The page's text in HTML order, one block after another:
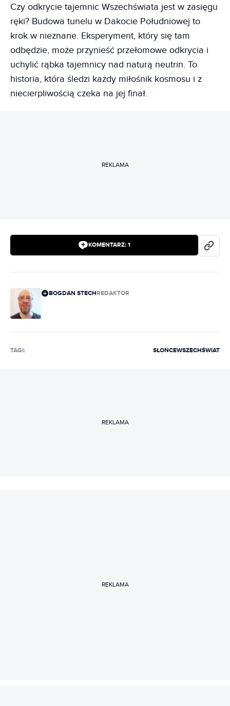
Czy odkrycie tajemnic Wszechświata jest w zasięgu
ręki? Budowa tunelu w Dakocie Południowej to
krok w nieznane. Eksperyment, który się tam
odbędzie, może przynieść przełomowe odkrycia i
uchylić rąbka tajemnicy nad naturą neutrin. To
historia, która śledzi każdy miłośnik kosmosu i z
niecierpliwością czeka na jej finał.
REKLAMA
KOMENTARZ: 1
BOGDAN STECHREDAKTOR
TAGI: SŁOŃCEWSZECHŚWIAT
REKLAMA
REKLAMA